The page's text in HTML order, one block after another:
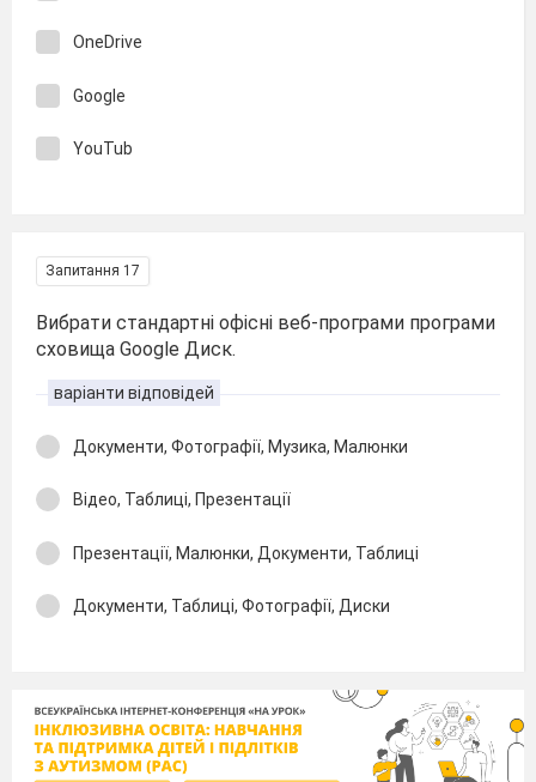
OneDrive
Google
YouTub
Запитання 17
Вибрати стандартні офісні веб-програми програми
сховища Google Диск.
варіанти відповідей
Документи, Фотографії, Музика, Малюнки
Відео, Таблиці, Презентації
Презентації, Малюнки, Документи, Таблиці
Документи, Таблиці, Фотографії, Диски